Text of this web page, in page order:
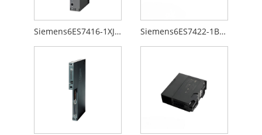
Siemens6ES7416-1XJ01-0AB0 Siemens6ES7422-1BL00-0AA0